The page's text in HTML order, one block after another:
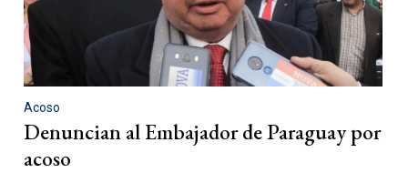
Acoso
Denuncian al Embajador de Paraguay por
acoso